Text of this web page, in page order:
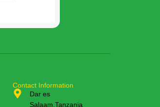
Contact Information
Dar es
Salaam,Tanzania